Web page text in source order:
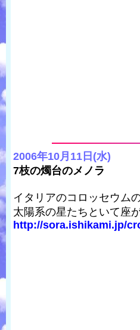
2006年10月11日(水)
7枝の燭台のメノラ
イタリアのコロッセウム
太陽系の星たちといて座
http://sora.ishikami.jp/